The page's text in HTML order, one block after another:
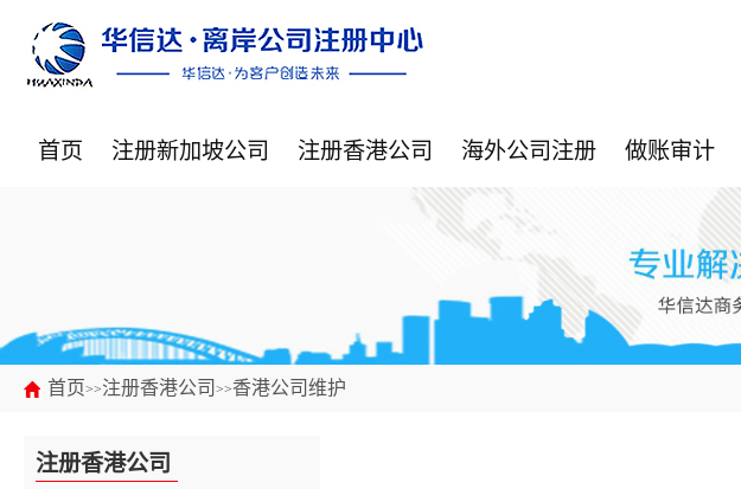
首页 注册新加坡公司 注册香港公司 海外公司注册 做账审计
首页>>注册香港公司>>香港公司维护
注册香港公司